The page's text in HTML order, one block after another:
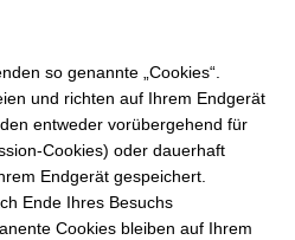
so genannte „Cookies“.
und richten auf Ihrem Endgerät
entweder vorübergehend für
Cookies) oder dauerhaft
Endgerät gespeichert.
Ende Ihres Besuchs
Cookies bleiben auf Ihrem